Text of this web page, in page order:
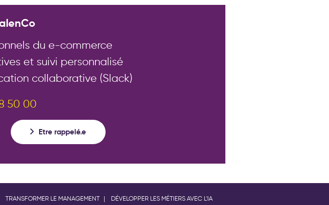
autres particularités), nous mettons tout en œuvre pour vous
e-mail à
du e-commerce
et suivi personnalisé
collaborative (Slack)
50 00
Etre rappelé.e
TRANSFORMER LE MANAGEMENT
DÉVELOPPER LES MÉTIERS AVEC L'IA